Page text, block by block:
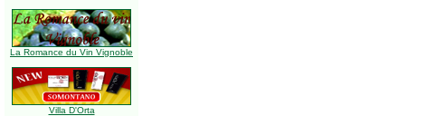
La Romance du Vin Vignoble
Villa D'Orta